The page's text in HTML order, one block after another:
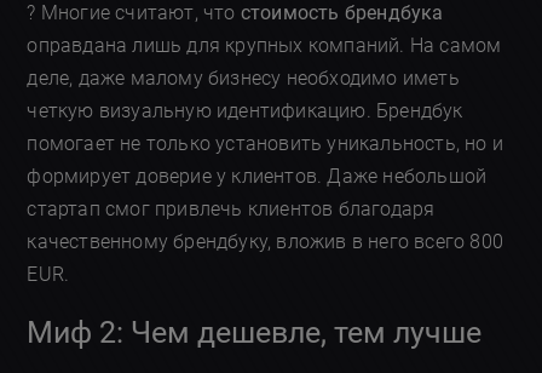
? Многие считают, что стоимость брендбука
оправдана лишь для крупных компаний. На самом
деле, даже малому бизнесу необходимо иметь
четкую визуальную идентификацию. Брендбук
помогает не только установить уникальность, но и
формирует доверие у клиентов. Даже небольшой
стартап смог привлечь клиентов благодаря
качественному брендбуку, вложив в него всего 800
EUR.
Миф 2: Чем дешевле, тем лучше